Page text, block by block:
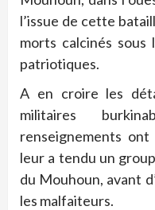
l’issue de cette
morts calcinés sous
patriotiques.
A en croire les
militaires
renseignements
leur a tendu un
du Mouhoun, avant
les malfaiteurs.